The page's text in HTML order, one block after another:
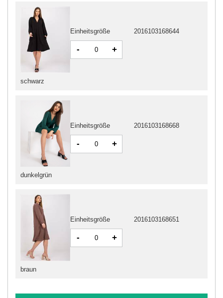
dunkelgrün
Einheitsgröße 2016103168668
- +
schwarz
Einheitsgröße 2016103168644
- +
braun
Einheitsgröße 2016103168651
- +